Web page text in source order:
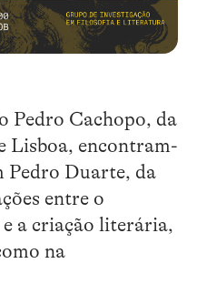
Pedro Cachopo, da
Lisboa, encontram-
Pedro Duarte, da
entre o
a criação literária,
na